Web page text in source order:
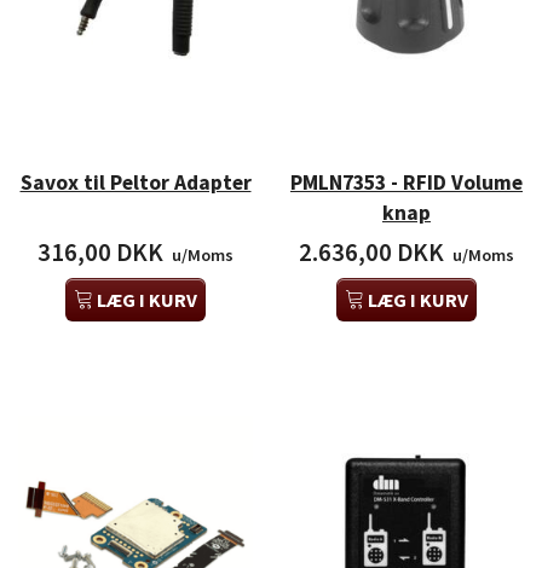
Savox til Peltor Adapter
316,00 DKK u/Moms
LÆG I KURV
PMLN7353 - RFID Volume
knap
2.636,00 DKK u/Moms
LÆG I KURV